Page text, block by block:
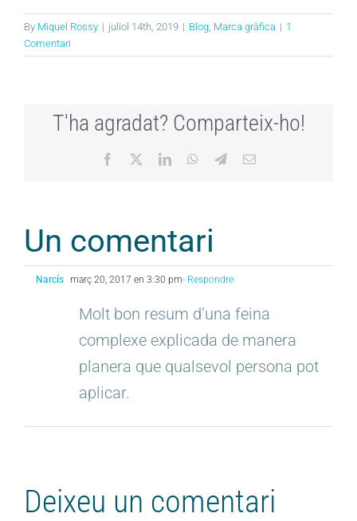
By Miquel Rossy | juliol 14th, 2019 | Blog Marca gràfica | 1
Comentari
T'ha agradat? Comparteix-ho!
Facebook LinkedInWhatsApp
TelegramEmail:
Un comentari
Narcís març 20, 2017 en 3:30 pm- Respondre
Molt bon resum d’una feina
complexe explicada de manera
planera que qualsevol persona pot
aplicar.
Deixeu un comentari